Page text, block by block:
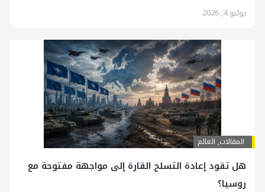
يوليو 4, 2026
المقالات, العالم
هل تقود إعادة التسلح القارة إلى مواجهة مفتوحة مع
روسيا؟